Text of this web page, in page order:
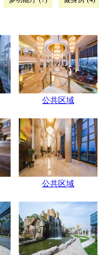
公共区域
公共区域